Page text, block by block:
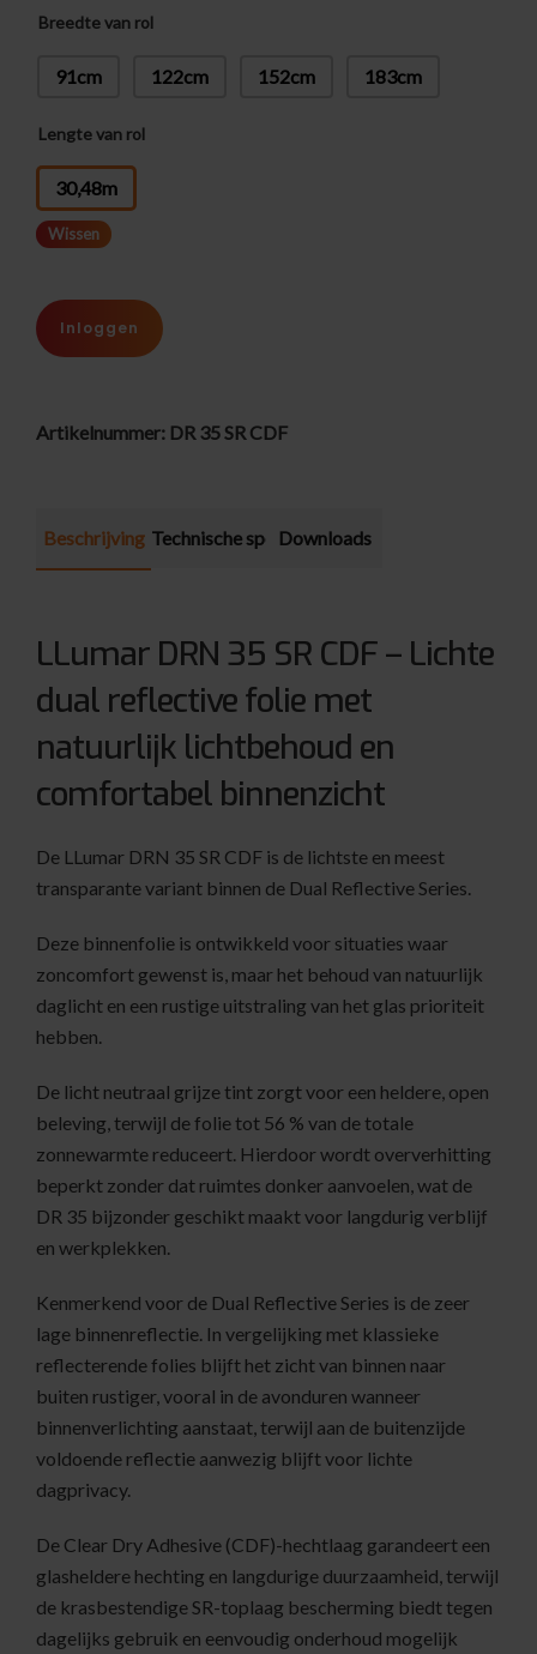
Breedte van rol
91cm 122cm 152cm 183cm
Lengte van rol
30,48m
Wissen
Inloggen
Artikelnummer: DR 35 SR CDF
Beschrijving Technische specificatie
Downloads
LLumar DRN 35 SR CDF – Lichte
dual reflective folie met
natuurlijk lichtbehoud en
comfortabel binnenzicht
De LLumar DRN 35 SR CDF is de lichtste en meest
transparante variant binnen de Dual Reflective Series.
Deze binnenfolie is ontwikkeld voor situaties waar
zoncomfort gewenst is, maar het behoud van natuurlijk
daglicht en een rustige uitstraling van het glas prioriteit
hebben.
De licht neutraal grijze tint zorgt voor een heldere, open
beleving, terwijl de folie tot 56 % van de totale
zonnewarmte reduceert. Hierdoor wordt oververhitting
beperkt zonder dat ruimtes donker aanvoelen, wat de
DR 35 bijzonder geschikt maakt voor langdurig verblijf
en werkplekken.
Kenmerkend voor de Dual Reflective Series is de zeer
lage binnenreflectie. In vergelijking met klassieke
reflecterende folies blijft het zicht van binnen naar
buiten rustiger, vooral in de avonduren wanneer
binnenverlichting aanstaat, terwijl aan de buitenzijde
voldoende reflectie aanwezig blijft voor lichte
dagprivacy.
De Clear Dry Adhesive (CDF)-hechtlaag garandeert een
glasheldere hechting en langdurige duurzaamheid, terwijl
de krasbestendige SR-toplaag bescherming biedt tegen
dagelijks gebruik en eenvoudig onderhoud mogelijk